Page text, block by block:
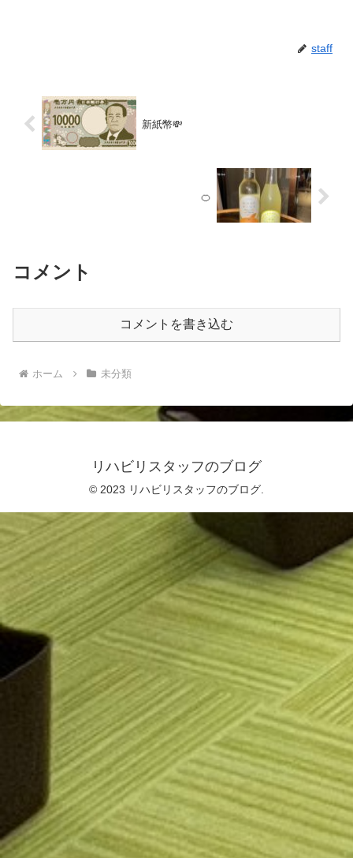
staff
新紙幣💸
🍊
コメント
コメントを書き込む
ホーム 未分類
リハビリスタッフのブログ
© 2023 リハビリスタッフのブログ.